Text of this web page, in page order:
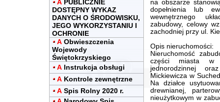
A PUBLICZNIE
DOSTĘPNY WYKAZ
DANYCH O ŚRODOWISKU,
JEGO WYKORZYSTANIU I
OCHRONIE
A Obwieszczenia
Wojewody
Świętokrzyskiego
A Instrukcja obsługi
A Kontrole zewnętrzne
A Spis Rolny 2020 r.
na obszarze
dopełnienia lub
wewnętrznego
zabudowy, celowy
zachodniej przy ul.
Opis nieruchomości:
Nieruchomość
części miasta w
jednorodzinnej
Mickiewicza w
Na działce
drewnianej,
nieużytkowym w